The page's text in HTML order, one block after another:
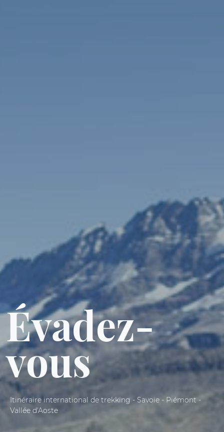
Évadez-
vous
Itinéraire international de trekking - Savoie - Piémont -
Vallée d'Aoste